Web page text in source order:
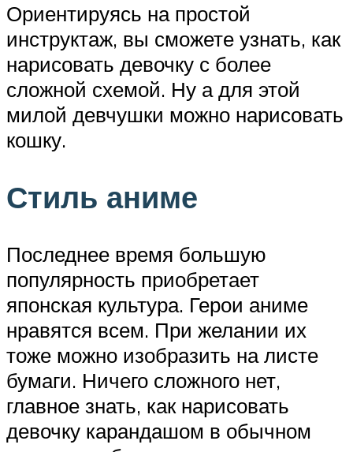
Ориентируясь на простой
инструктаж, вы сможете узнать, как
нарисовать девочку с более
сложной схемой. Ну а для этой
милой девчушки можно нарисовать
кошку.
Стиль аниме
Последнее время большую
популярность приобретает
японская культура. Герои аниме
нравятся всем. При желании их
тоже можно изобразить на листе
бумаги. Ничего сложного нет,
главное знать, как нарисовать
девочку карандашом в обычном